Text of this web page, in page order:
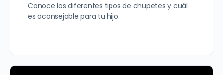
Conoce los diferentes tipos de chupetes y cuál
es aconsejable para tu hijo.